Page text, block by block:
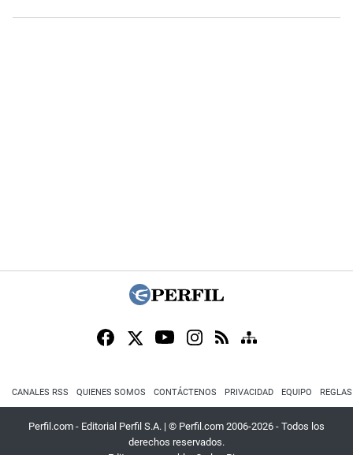
CANALES RSS QUIENES SOMOS CONTÁCTENOS PRIVACIDAD EQUIPO
Perfil.com - Editorial Perfil S.A. | © Perfil.com 2006-2026 - Todos los
derechos reservados.